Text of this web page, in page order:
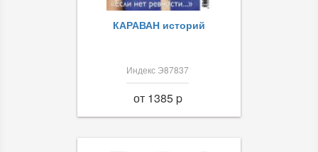
КАРАВАН историй
Индекс Э87837
от 1385 p